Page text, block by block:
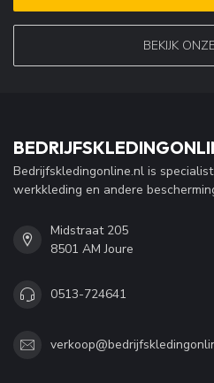
BEKIJK
Bedrijfskledingonline.nl is
werkkleding en andere
Midstraat 205
8501 AM Joure
0513-724641